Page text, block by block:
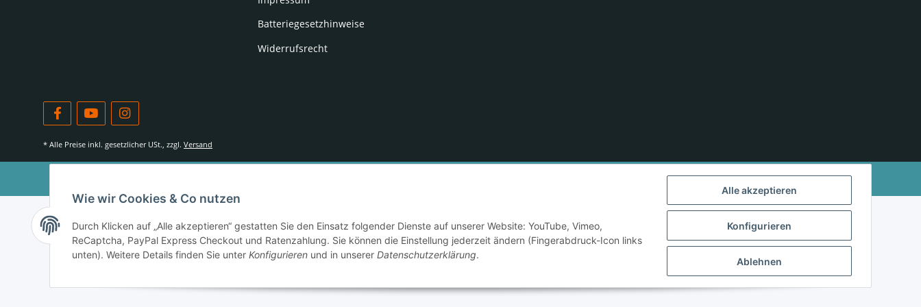
Batteriegesetzhinweise
Widerrufsrecht
* Alle Preise inkl. gesetzlicher USt., zzgl. Versand
Powered byJTL-Shop
Wie wir Cookies & Co nutzen
Durch Klicken auf „Alle akzeptieren“ gestatten Sie den Einsatz folgender Dienste auf unserer Website: YouTube, Vimeo,
ReCaptcha, PayPal Express Checkout und Ratenzahlung. Sie können die Einstellung jederzeit ändern (Fingerabdruck-Icon links
unten). Weitere Details finden Sie unter Konfigurieren und in unserer Datenschutzerklärung.
Alle akzeptieren
Konfigurieren
Ablehnen